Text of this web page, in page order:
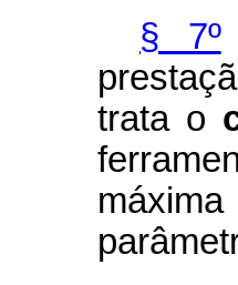
§ 7º
trata o